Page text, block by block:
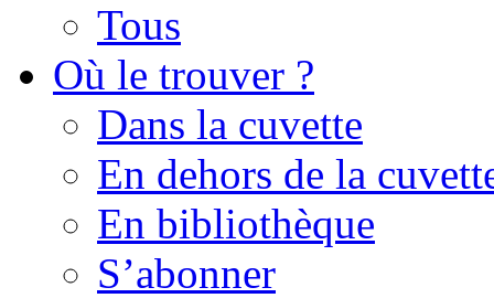
Tous
Où le trouver ?
Dans la cuvette
En dehors de la
En bibliothèque
S’abonner